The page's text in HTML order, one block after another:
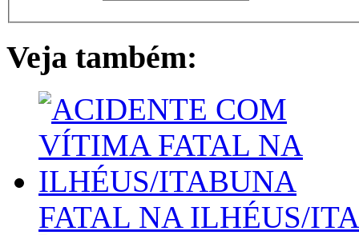
Veja também:
FATAL NA ILHÉUS/